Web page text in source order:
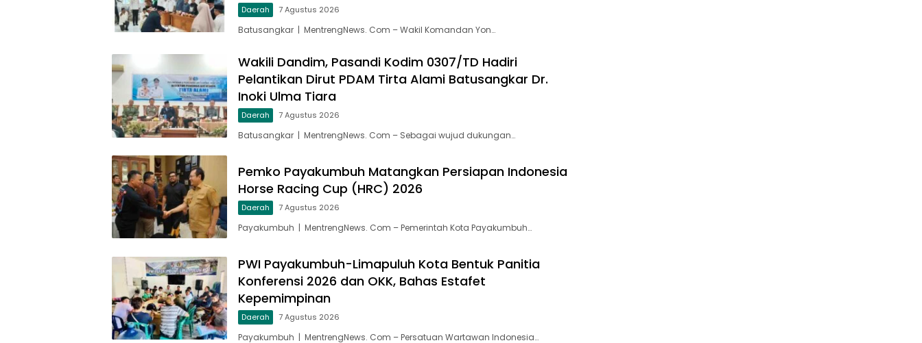
Daerah 7 Agustus 2026
Batusangkar | MentrengNews. Com – Wakil Komandan Yon…
Wakili Dandim, Pasandi Kodim 0307/TD Hadiri
Pelantikan Dirut PDAM Tirta Alami Batusangkar Dr.
Inoki Ulma Tiara
Daerah 7 Agustus 2026
Batusangkar | MentrengNews. Com – Sebagai wujud dukungan…
Pemko Payakumbuh Matangkan Persiapan Indonesia
Horse Racing Cup (HRC) 2026
Daerah 7 Agustus 2026
Payakumbuh | MentrengNews. Com – Pemerintah Kota Payakumbuh…
PWI Payakumbuh-Limapuluh Kota Bentuk Panitia
Konferensi 2026 dan OKK, Bahas Estafet
Kepemimpinan
Daerah 7 Agustus 2026
Payakumbuh | MentrengNews. Com – Persatuan Wartawan Indonesia…